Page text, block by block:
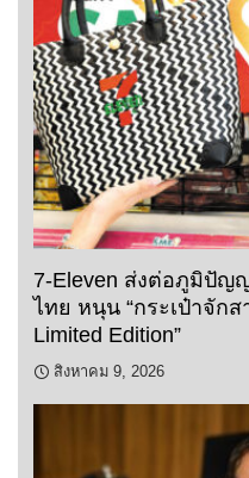
7-Eleven ส่งต่อภูมิปัญ
ไทย หนุน “กระเป๋าจัก
Limited Edition”
สิงหาคม 9, 2026